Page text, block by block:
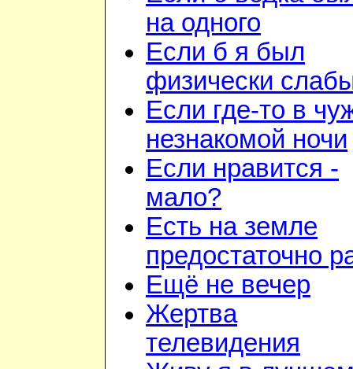
на одного
Если б я был
физически
Если где-то в
незнакомой ночи
Если нравится -
мало?
Есть на земле
предостаточно
Ещё не вечер
Жертва
телевидения